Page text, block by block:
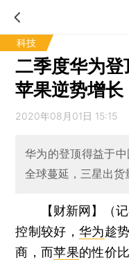
科技
二季度华为
苹果逆势增长
2020年08月01日 15:15
华为的登顶得益于
全球蔓延，三星出
【财新网】（
控制较好，华为趁
商，而苹果的性价